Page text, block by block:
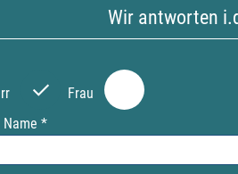
Wir antworten
Frau
Name *